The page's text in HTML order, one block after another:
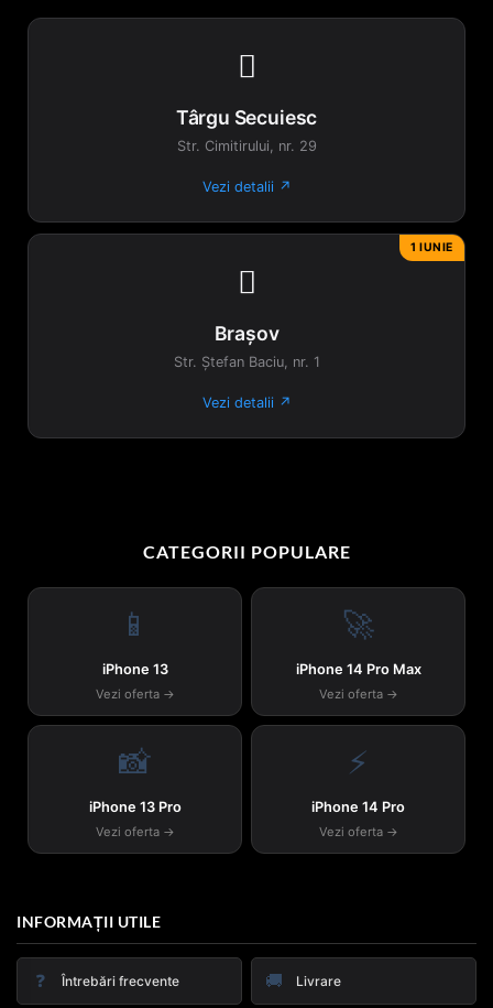

Târgu Secuiesc
Str. Cimitirului, nr. 29
Vezi detalii ↗
1 IUNIE

Brașov
Str. Ștefan Baciu, nr. 1
Vezi detalii ↗
CATEGORII POPULARE
📱
iPhone 13
Vezi oferta →
🚀
iPhone 14 Pro Max
Vezi oferta →
📸
iPhone 13 Pro
Vezi oferta →
⚡
iPhone 14 Pro
Vezi oferta →
INFORMAȚII UTILE
❓ Întrebări frecvente 🚚 Livrare